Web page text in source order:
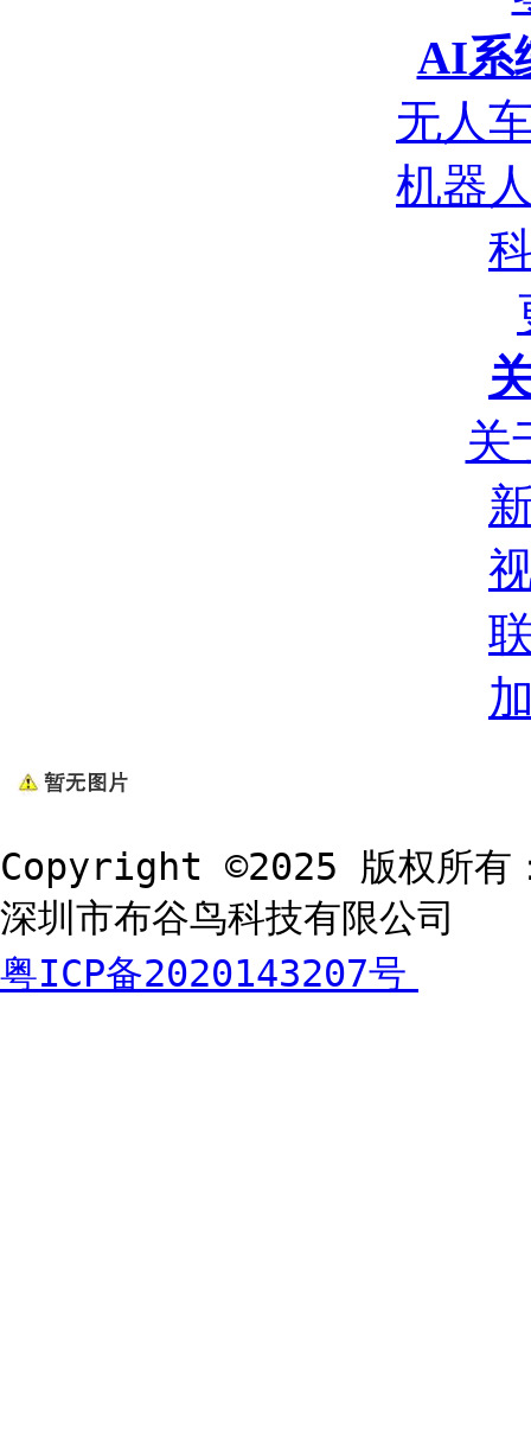
AI系
无人
机器
关
Copyright ©2025 版权所有
深圳市布谷鸟科技有限公司
粤ICP备2020143207号